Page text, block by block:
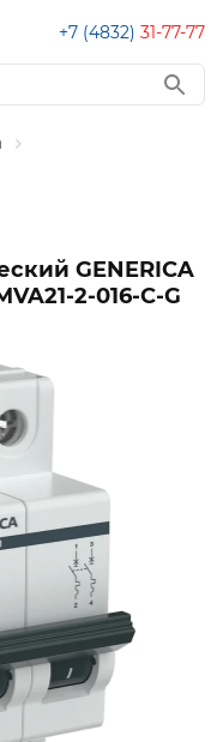
+7 (4832) 31-77-77
GENERICA
2-016-C-G